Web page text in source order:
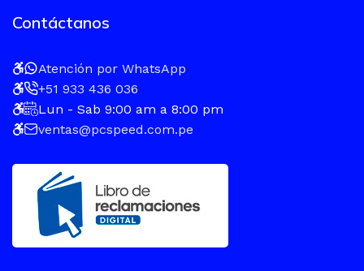
Contáctanos
Atención por WhatsApp
+51 933 436 036
Lun - Sab 9:00 am a 8:00 pm
ventas@pcspeed.com.pe